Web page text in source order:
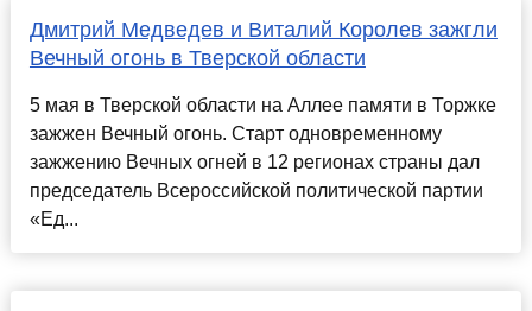
Дмитрий Медведев и Виталий Королев зажгли
Вечный огонь в Тверской области
5 мая в Тверской области на Аллее памяти в Торжке
зажжен Вечный огонь. Старт одновременному
зажжению Вечных огней в 12 регионах страны дал
председатель Всероссийской политической партии
«Ед...